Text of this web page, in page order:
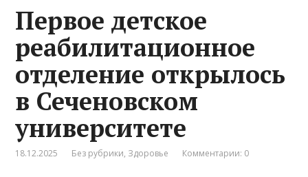
Первое детское
реабилитационное
отделение открылось
в Сеченовском
университете
18.12.2025 Без рубрики, Здоровье Комментарии: 0